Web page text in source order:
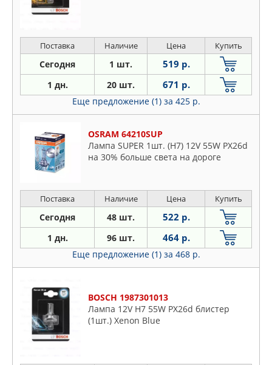
Поставка Наличие Цена Купить
Сегодня 1 шт. 519 р.
1 дн. 20 шт. 671 р.
Еще предложение (1) за 425 р.
OSRAM 64210SUP
Лампа SUPER 1шт. (H7) 12V 55W PX26d
на 30% больше света на дороге
Поставка Наличие Цена Купить
Сегодня 48 шт. 522 р.
1 дн. 96 шт. 464 р.
Еще предложение (1) за 468 р.
BOSCH 1987301013
Лампа 12V H7 55W PХ26d блистер
(1шт.) Xenon Blue